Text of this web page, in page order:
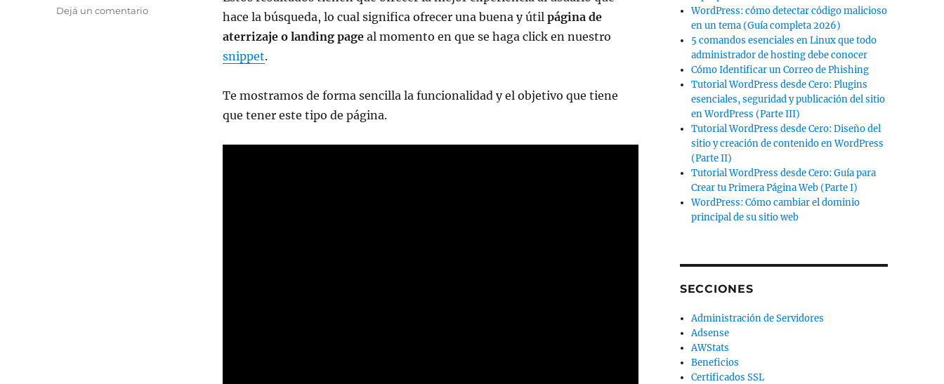
hace la búsqueda, lo cual significa ofrecer una buena y útil página de
aterrizaje o landing pageal momento en que se haga click en nuestro
snippet.
Te mostramos de forma sencilla la funcionalidad y el objetivo que tiene
que tener este tipo de página.
Dejá un comentarioen
WordPress: cómo detectar código malicioso
en un tema (Guía completa 2026)
5 comandos esenciales en Linux que todo
administrador de hosting debe conocer
Cómo Identificar un Correo de Phishing
Tutorial WordPress desde Cero: Plugins
esenciales, seguridad y publicación del sitio
en WordPress (Parte III)
Tutorial WordPress desde Cero: Diseño del
sitio y creación de contenido en WordPress
(Parte II)
Tutorial WordPress desde Cero: Guía para
Crear tu Primera Página Web (Parte I)
WordPress: Cómo cambiar el dominio
principal de su sitio web
SECCIONES
Administración de Servidores
Adsense
AWStats
Beneficios
Certificados SSL